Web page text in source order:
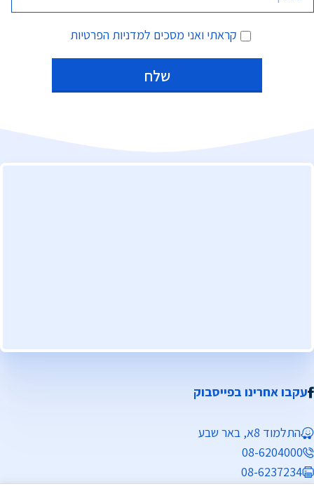
קראתי ואני מסכים למדניות הפרטיות
עקבו אחרינו בפייסבוק
התלמוד 8א, באר שבע
08-6204000
08-6237234